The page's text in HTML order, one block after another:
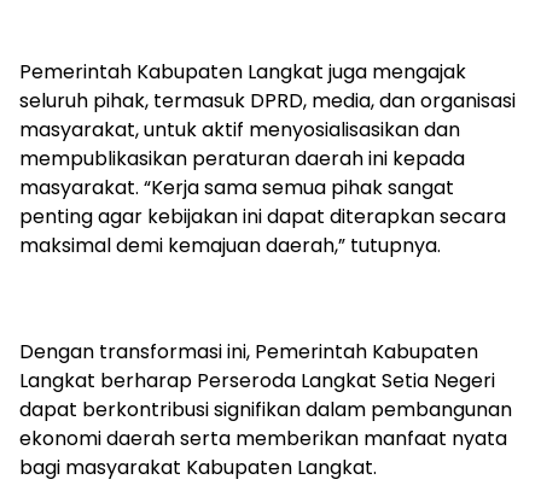
Pemerintah Kabupaten Langkat juga mengajak
seluruh pihak, termasuk DPRD, media, dan organisasi
masyarakat, untuk aktif menyosialisasikan dan
mempublikasikan peraturan daerah ini kepada
masyarakat. “Kerja sama semua pihak sangat
penting agar kebijakan ini dapat diterapkan secara
maksimal demi kemajuan daerah,” tutupnya.
Dengan transformasi ini, Pemerintah Kabupaten
Langkat berharap Perseroda Langkat Setia Negeri
dapat berkontribusi signifikan dalam pembangunan
ekonomi daerah serta memberikan manfaat nyata
bagi masyarakat Kabupaten Langkat.